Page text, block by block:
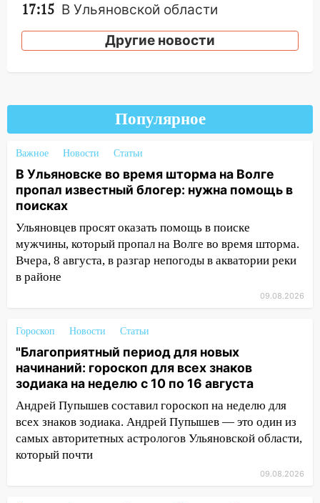
17:15 В Ульяновской области
готов, ещё два — почти завершены
16:38 Прогноз погоды в Ульяновской
области на 9 августа
16:34
Из-за мощной непогоды в
Ульяновске отменили фестиваль «Наше
время»
16:17 Мелекесский район первым в
Ульяновской области намолотил более
100 тысяч тонн зерна
15:17 В колледжи и техникумы
Ульяновской области подали более 10
15:04
Фоторепортаж с улиц Ульяновска
после шторма: поваленные деревья и
затопленные улицы
14:28 Ураган вырвал остановку на улице
Деева в Заволжье
14:26 Жители Ульяновска сами
пытаются расчистить ливнёвки, не
дождавшись коммунальщиков
Другие новости
Популярное
Важное Новости Статьи
В Ульяновске во время шторма на Волге
пропал известный блогер: нужна помощь в
поисках
Ульяновцев просят оказать помощь в поиске
мужчины, который пропал на Волге во время шторма.
Вчера, 8 августа, в разгар непогоды в акватории реки
в районе
09.08.2026
Гороскоп Новости Статьи
"Благоприятный период для новых
начинаний: гороскоп для всех знаков
зодиака на неделю с 10 по 16 августа
Андрей Пупышев составил гороскоп на неделю для
всех знаков зодиака. Андрей Пупышев — это один из
самых авторитетных астрологов Ульяновской области,
который почти
09.08.2026